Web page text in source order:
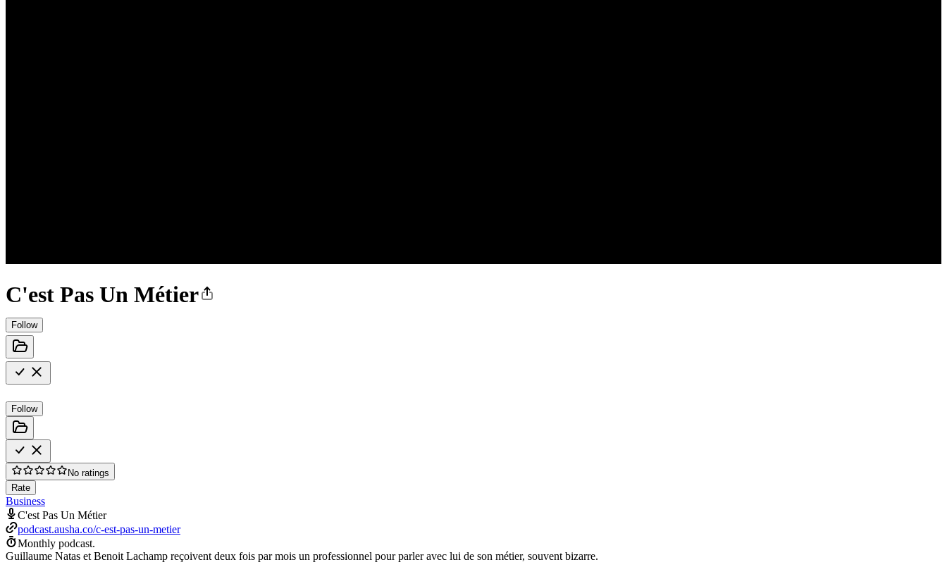
C'est Pas Un Métier
Follow
Follow
No ratings
Rate
Business
C'est Pas Un Métier
podcast.ausha.co/c-est-pas-un-metier
Monthly podcast.
Guillaume Natas et Benoit Lachamp reçoivent deux fois par mois un professionnel pour parler avec lui de son métier, souvent bizarre.